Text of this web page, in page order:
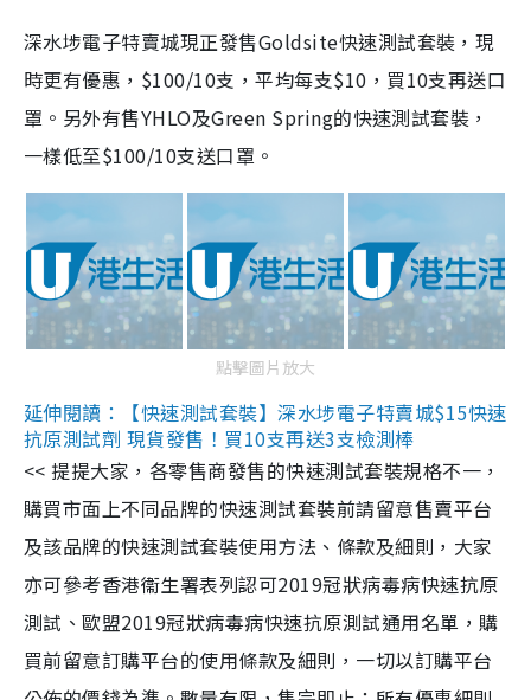
深水埗電子特賣城現正發售Goldsite快速測試套裝，現
時更有優惠，$100/10支，平均每支$10，買10支再送口
罩。另外有售YHLO及Green Spring的快速測試套裝，
一樣低至$100/10支送口罩。
點擊圖片放大
延伸閱讀：【快速測試套裝】深水埗電子特賣城$15快速
抗原測試劑 現貨發售！買10支再送3支檢測棒
<< 提提大家，各零售商發售的快速測試套裝規格不一，
購買市面上不同品牌的快速測試套裝前請留意售賣平台
及該品牌的快速測試套裝使用方法、條款及細則，大家
亦可參考香港衞生署表列認可2019冠狀病毒病快速抗原
測試、歐盟2019冠狀病毒病快速抗原測試通用名單，購
買前留意訂購平台的使用條款及細則，一切以訂購平台